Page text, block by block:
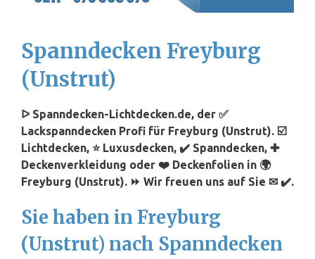
Spanndecken Freyburg
(Unstrut)
ᐅ Spanndecken-Lichtdecken.de, der ✅
Lackspanndecken Profi für Freyburg (Unstrut). ☑️
Lichtdecken, ⭐ Luxusdecken, ✔️ Spanndecken, ✚
Deckenverkleidung oder ❤️ Deckenfolien in 🌍
Freyburg (Unstrut). ⏩ Wir freuen uns auf Sie ✉ ✔️.
Sie haben in Freyburg
(Unstrut) nach Spanndecken